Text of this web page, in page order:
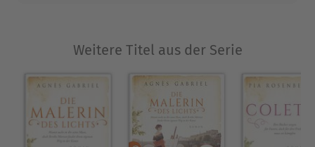
Weitere Titel aus der Serie